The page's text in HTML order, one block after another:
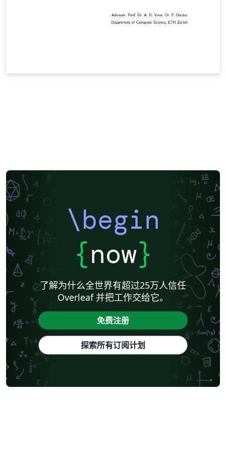
\begin
{now}
了解为什么全世界有超过25万人信任
Overleaf 并把工作交给它。
免费注册
探索所有订阅计划